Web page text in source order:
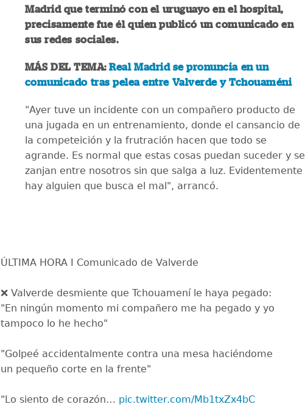
Madrid que terminó con el uruguayo en el hospital,
precisamente fue él quien publicó un comunicado en
sus redes sociales.
MÁS DEL TEMA:Real Madrid se pronuncia en un
comunicado tras pelea entre Valverde y Tchouaméni
"Ayer tuve un incidente con un compañero producto de
una jugada en un entrenamiento, donde el cansancio de
la competeición y la frutración hacen que todo se
agrande. Es normal que estas cosas puedan suceder y se
zanjan entre nosotros sin que salga a luz. Evidentemente
hay alguien que busca el mal", arrancó.
ÚLTIMA HORA I Comunicado de Valverde
❌ Valverde desmiente que Tchouamení le haya pegado:
"En ningún momento mi compañero me ha pegado y yo
tampoco lo he hecho"
"Golpeé accidentalmente contra una mesa haciéndome
un pequeño corte en la frente"
"Lo siento de corazón… pic.twitter.com/Mb1txZx4bC